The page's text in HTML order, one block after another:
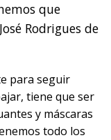
que
Rodrigues de
para seguir
tiene que ser
y máscaras
todo los